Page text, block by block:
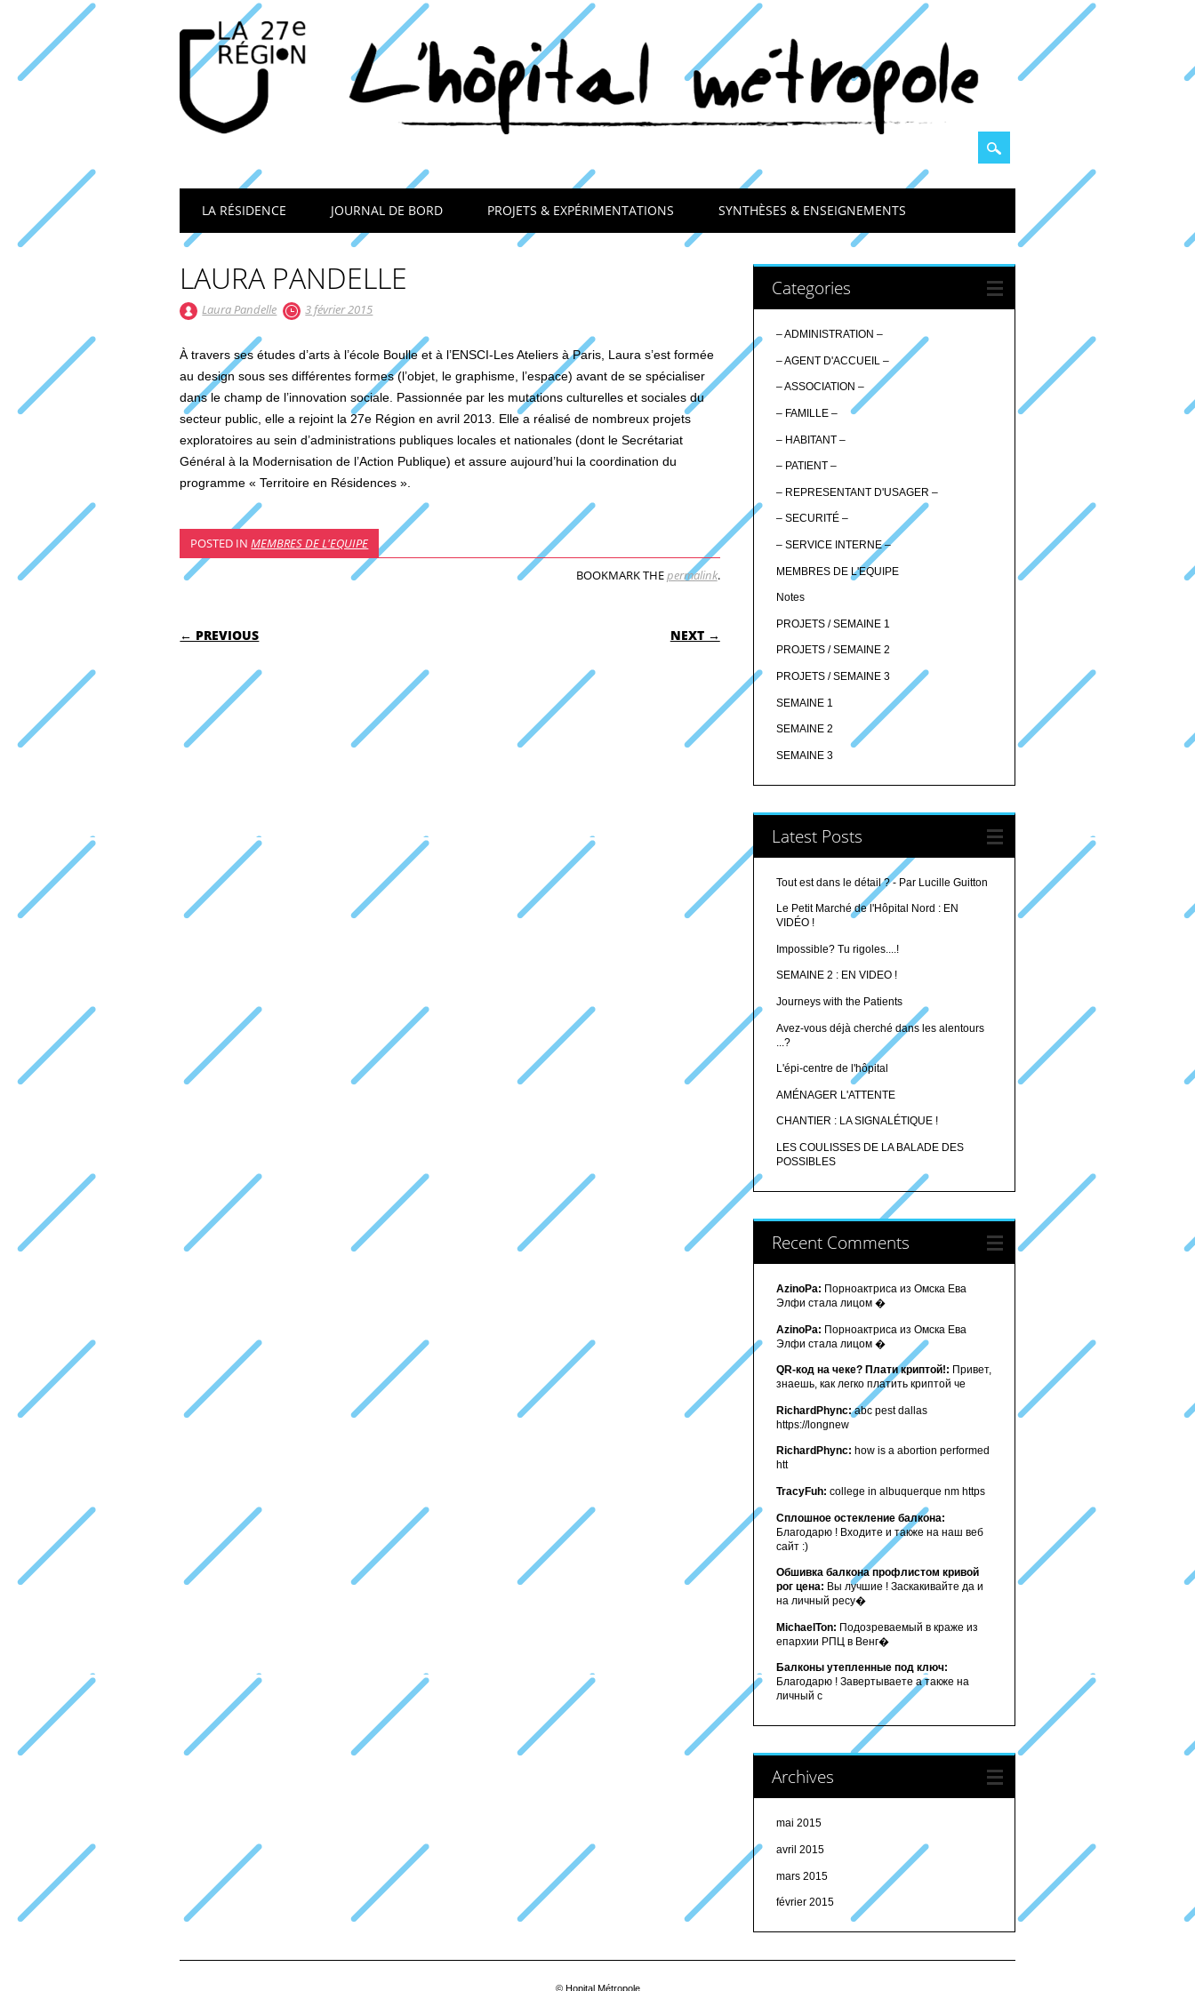
Main menu
LA RÉSIDENCE JOURNAL DE BORD PROJETS & EXPÉRIMENTATIONS SYNTHÈSES & ENSEIGNEMENTS
LAURA PANDELLE
Laura Pandelle 3 février 2015
À travers ses études d’arts à l’école Boulle et à l’ENSCI-Les Ateliers à Paris, Laura s’est formée
au design sous ses différentes formes (l’objet, le graphisme, l’espace) avant de se spécialiser
dans le champ de l’innovation sociale. Passionnée par les mutations culturelles et sociales du
secteur public, elle a rejoint la 27e Région en avril 2013. Elle a réalisé de nombreux projets
exploratoires au sein d’administrations publiques locales et nationales (dont le Secrétariat
Général à la Modernisation de l’Action Publique) et assure aujourd’hui la coordination du
programme « Territoire en Résidences ».
POSTED INMEMBRES DE L'EQUIPE
BOOKMARK THEpermalink.
POST NAVIGATION
← PREVIOUS NEXT →
Categories
– ADMINISTRATION –
– AGENT D'ACCUEIL –
– ASSOCIATION –
– FAMILLE –
– HABITANT –
– PATIENT –
– REPRESENTANT D'USAGER –
– SECURITÉ –
– SERVICE INTERNE –
MEMBRES DE L'EQUIPE
Notes
PROJETS / SEMAINE 1
PROJETS / SEMAINE 2
PROJETS / SEMAINE 3
SEMAINE 1
SEMAINE 2
SEMAINE 3
Latest Posts
Tout est dans le détail ? - Par Lucille Guitton
Le Petit Marché de l'Hôpital Nord : EN
VIDÉO !
Impossible? Tu rigoles....!
SEMAINE 2 : EN VIDEO !
Journeys with the Patients
Avez-vous déjà cherché dans les alentours
...?
L'épi-centre de l'hôpital
AMÉNAGER L'ATTENTE
CHANTIER : LA SIGNALÉTIQUE !
LES COULISSES DE LA BALADE DES
POSSIBLES
Recent Comments
AzinoPa: Порноактриса из Омска Ева
Элфи стала лицом �
AzinoPa: Порноактриса из Омска Ева
Элфи стала лицом �
QR-код на чеке? Плати криптой!: Привет,
знаешь, как легко платить криптой че
RichardPhync:abc pest dallas
https://longnew
RichardPhync: how is a abortion performed
htt
TracyFuh: college in albuquerque nm https
Сплошное остекление балкона:
Благодарю ! Входите и также на наш веб
сайт :)
Обшивка балкона профлистом кривой
рог цена: Вы лучшие ! Заскакивайте да и
на личный ресу�
MichaelTon: Подозреваемый в краже из
епархии РПЦ в Венг�
Балконы утепленные под ключ:
Благодарю ! Завертываете а также на
личный с
Archives
mai 2015
avril 2015
mars 2015
février 2015
© Hopital Métropole